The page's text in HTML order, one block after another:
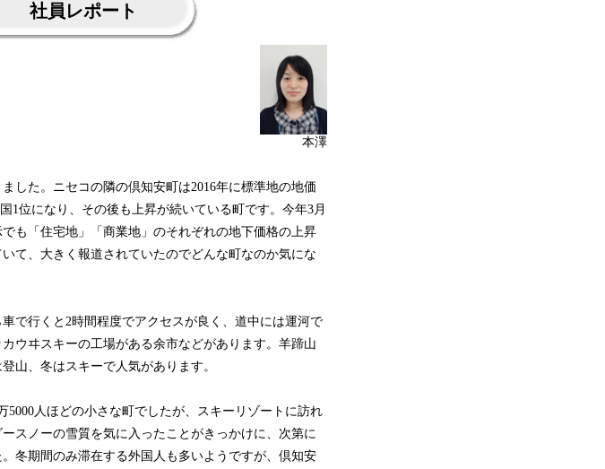
社員レポート
本澤
した。ニセコの隣の倶知安町は2016年に標準地の地価
1位になり、その後も上昇が続いている町です。今年3月
も「住宅地」「商業地」のそれぞれの地下価格の上昇
て、大きく報道されていたのでどんな町なのか気にな
で行くと2時間程度でアクセスが良く、道中には運河で
ウヰスキーの工場がある余市などがあります。羊蹄山
山、冬はスキーで人気があります。
人ほどの小さな町でしたが、スキーリゾートに訪れ
スノーの雪質を気に入ったことがきっかけに、次第に
冬期間のみ滞在する外国人も多いようですが、倶知安